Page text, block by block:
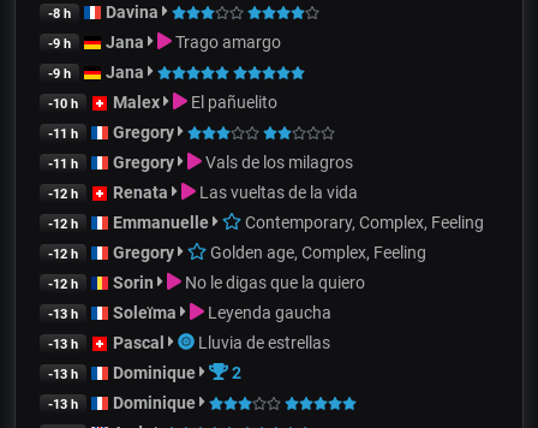
-8 h Davina
-9 h Jana Trago amargo
-9 h Jana
-10 h Malex El pañuelito
-11 h Gregory
-11 h Gregory Vals de los milagros
-12 h Renata Las vueltas de la vida
-12 h Emmanuelle Contemporary, Complex, Feeling
-12 h Gregory Golden age, Complex, Feeling
-12 h Sorin No le digas que la quiero
-13 h Soleïma Leyenda gaucha
-13 h Pascal Lluvia de estrellas
-13 h Dominique 2
-13 h Dominique